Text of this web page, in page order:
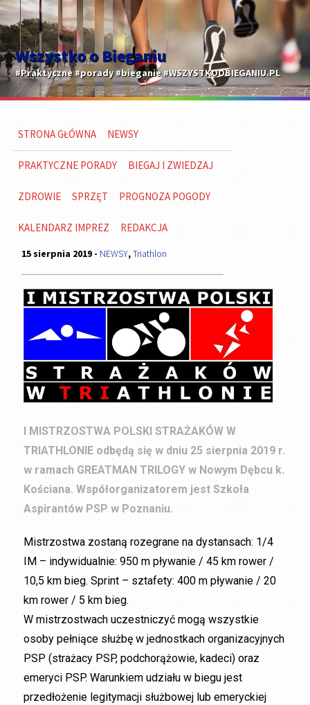
Wszystko o Bieganiu
#Praktyczne #porady #bieganie #WSZYSTKOOBIEGANIU.PL
STRONA GŁÓWNA NEWSY
PRAKTYCZNE PORADY BIEGAJ I ZWIEDZAJ
ZDROWIE SPRZĘT PROGNOZA POGODY
KALENDARZ IMPREZ REDAKCJA
15 sierpnia 2019 - NEWSY,Triathlon
I MISTRZOSTWA POLSKI STRAŻAKÓW W
TRIATHLONIE odbędą się w dniu 25 sierpnia 2019 r.
w ramach GREATMAN TRILOGY w Nowym Dębcu k.
Kościana. Współorganizatorem jest Szkoła
Aspirantów PSP w Poznaniu.
Mistrzostwa zostaną rozegrane na dystansach: 1/4
IM – indywidualnie: 950 m pływanie / 45 km rower /
10,5 km bieg. Sprint – sztafety: 400 m pływanie / 20
km rower / 5 km bieg.
W mistrzostwach uczestniczyć mogą wszystkie
osoby pełniące służbę w jednostkach organizacyjnych
PSP (strażacy PSP, podchorążowie, kadeci) oraz
emeryci PSP. Warunkiem udziału w biegu jest
przedłożenie legitymacji służbowej lub emeryckiej